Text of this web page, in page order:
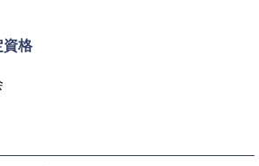
資格